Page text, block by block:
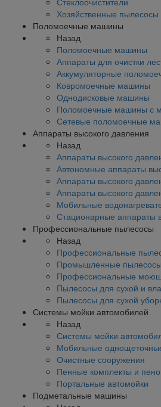
Хозяйственные пылесосы
Поломоечные машины
Назад
Поломоечные машины
Аппараты для очистки
Аккумуляторные
Ковромоечные машины
Однодисковые машины
Поломоечные машины с
Сетевые поломоечные
Аппараты высокого давления
Назад
Аппараты высокого
Автономные аппараты
Аппараты высокого
Аппараты высокого
Мобильные
Стационарные аппараты
Профессиональные пылесосы
Назад
Профессиональные
Промышленные пылесосы
Профессиональные
Пылесосы для сухой и
Пылесосы для сухой
Системы мойки автомобилей
Назад
Системы мойки
Мобильные
Очистные сооружения
Пенные комплекты и
Портальные автомойки
Подметальные машины